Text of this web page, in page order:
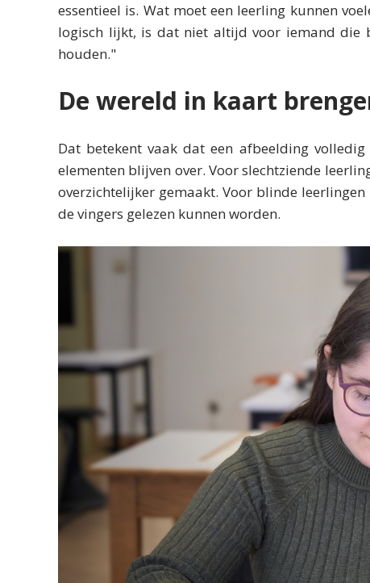
essentieel is. Wat moet een leerling kunnen
logisch lijkt, is dat niet altijd voor iemand die
houden."
De wereld in kaart
Dat betekent vaak dat een afbeelding
elementen blijven over. Voor slechtziende
overzichtelijker gemaakt. Voor blinde
de vingers gelezen kunnen worden.